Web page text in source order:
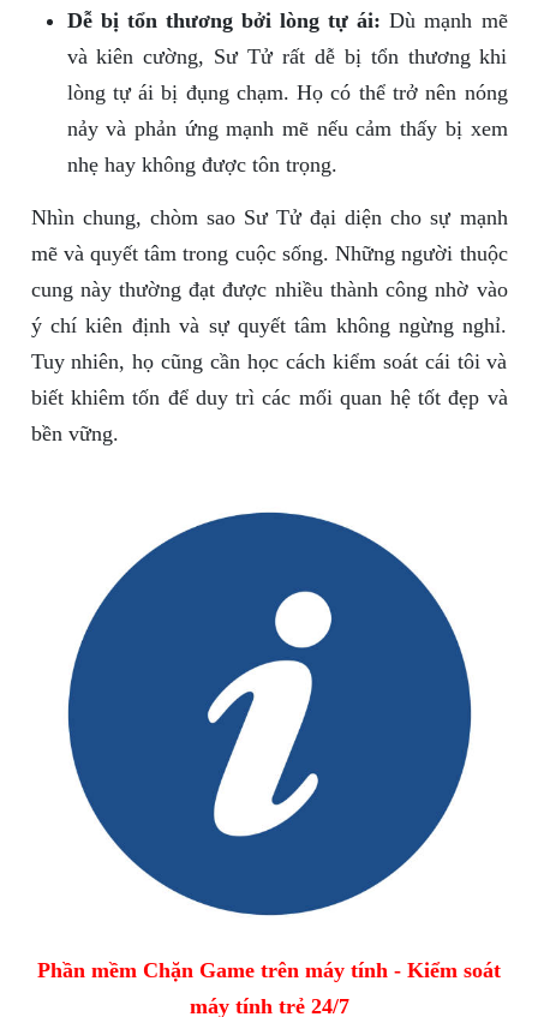
Dễ bị tổn thương bởi lòng tự ái: Dù mạnh mẽ
và kiên cường, Sư Tử rất dễ bị tổn thương khi
lòng tự ái bị đụng chạm. Họ có thể trở nên nóng
nảy và phản ứng mạnh mẽ nếu cảm thấy bị xem
nhẹ hay không được tôn trọng.
Nhìn chung, chòm sao Sư Tử đại diện cho sự mạnh
mẽ và quyết tâm trong cuộc sống. Những người thuộc
cung này thường đạt được nhiều thành công nhờ vào
ý chí kiên định và sự quyết tâm không ngừng nghỉ.
Tuy nhiên, họ cũng cần học cách kiểm soát cái tôi và
biết khiêm tốn để duy trì các mối quan hệ tốt đẹp và
bền vững.
Phần mềm Chặn Game trên máy tính - Kiểm soát
máy tính trẻ 24/7